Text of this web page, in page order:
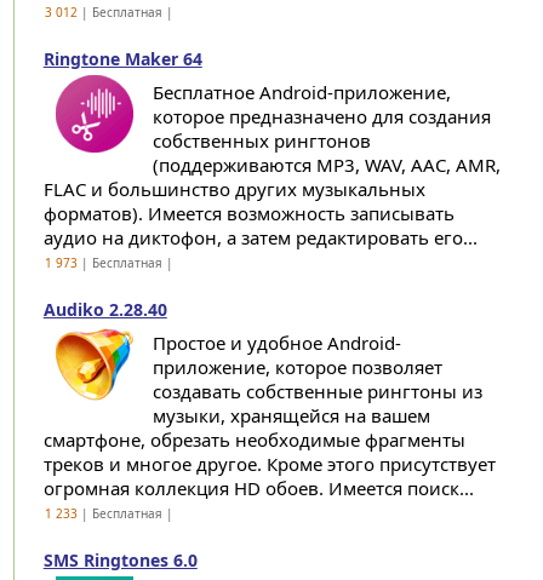
3 012| Бесплатная |
Ringtone Maker 64
Бесплатное Android-приложение,
которое предназначено для создания
собственных рингтонов
(поддерживаются MP3, WAV, AAC, AMR,
FLAC и большинство других музыкальных
форматов). Имеется возможность записывать
аудио на диктофон, а затем редактировать его...
1 973| Бесплатная |
Audiko 2.28.40
Простое и удобное Android-
приложение, которое позволяет
создавать собственные рингтоны из
музыки, хранящейся на вашем
смартфоне, обрезать необходимые фрагменты
треков и многое другое. Кроме этого присутствует
огромная коллекция HD обоев. Имеется поиск...
1 233| Бесплатная |
SMS Ringtones 6.0